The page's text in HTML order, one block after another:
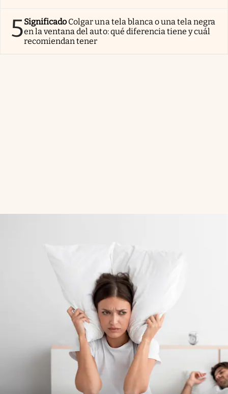
5Significado Colgar una tela blanca o una tela negra
en la ventana del auto: qué diferencia tiene y cuál
recomiendan tener